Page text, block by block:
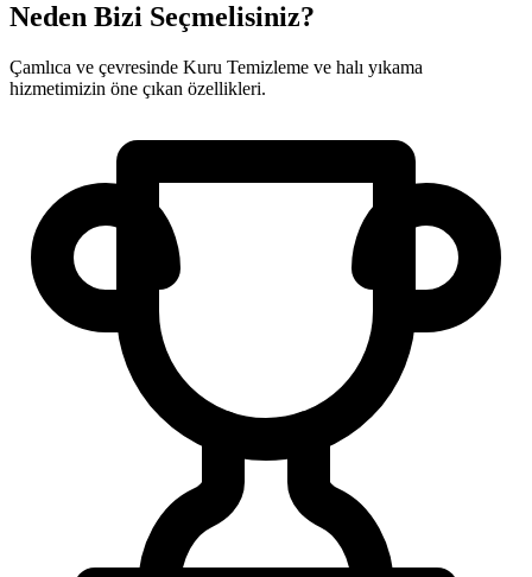
Neden Bizi Seçmelisiniz?
Çamlıca ve çevresinde Kuru Temizleme ve halı yıkama
hizmetimizin öne çıkan özellikleri.